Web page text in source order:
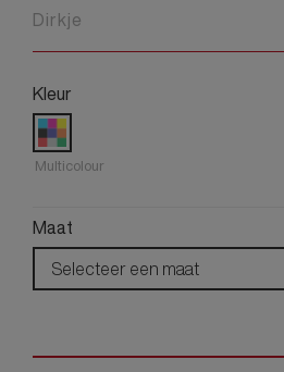
Dirkje
Kleur
Multicolour
Maat
Selecteer een maat